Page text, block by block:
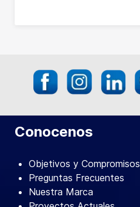
Conocenos
Objetivos y Compromisos
Preguntas Frecuentes
Nuestra Marca